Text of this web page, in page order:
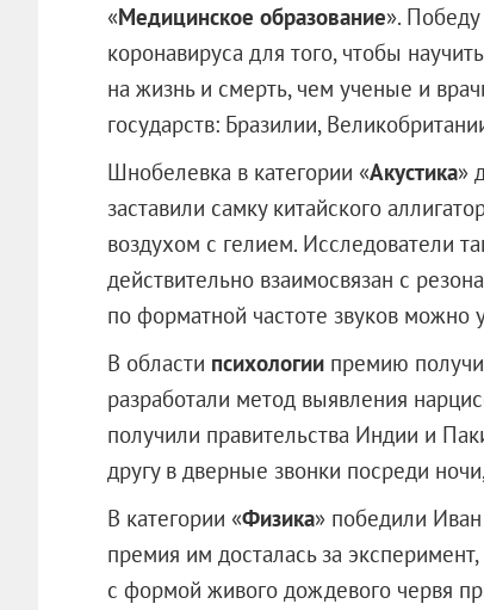
«Медицинское образование».
коронавируса для того, чтобы
на жизнь и смерть, чем ученые и
государств: Бразилии,
Шнобелевка в категории «Акустика»
заставили самку китайского
воздухом с гелием. Исследователи
действительно взаимосвязан с
по форматной частоте звуков можно
В области психологии премию
разработали метод выявления
получили правительства Индии и
другу в дверные звонки посреди
В категории «Физика» победили
премия им досталась за
с формой живого дождевого червя